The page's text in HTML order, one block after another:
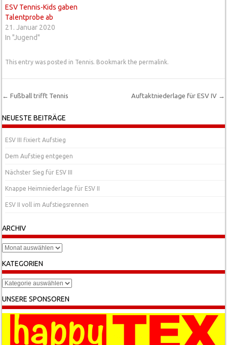
ESV Tennis-Kids gaben
Talentprobe ab
21. Januar 2020
In "Jugend"
This entry was posted in Tennis. Bookmark the permalink.
Post navigation
← Fußball trifft Tennis Auftaktniederlage für ESV IV →
NEUESTE BEITRÄGE
ESV III fixiert Aufstieg
Dem Aufstieg entgegen
Nächster Sieg für ESV III
Knappe Heimniederlage für ESV II
ESV II voll im Aufstiegsrennen
ARCHIV
Archiv
KATEGORIEN
Kategorien
UNSERE SPONSOREN